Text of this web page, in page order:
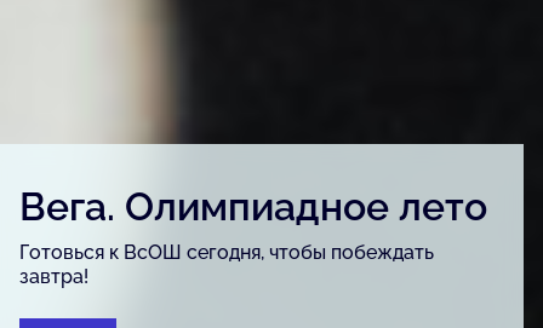
Детский конкурс «Вега.
Артфест»
Для детей и подростков, одарённых в сфере
изобразительного искусства, урбанистики и
журналистики.